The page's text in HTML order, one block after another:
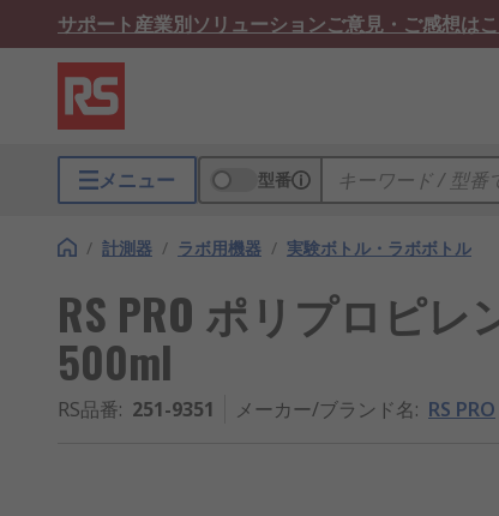
サポート産業別ソリューションご意見・ご感想は
メニュー 型番
/ 計測器 / ラボ用機器 / 実験ボトル・ラボボトル
RS PRO ポリプロピ
500ml
RS品番: 251-9351 メーカー/ブランド名: RS PRO